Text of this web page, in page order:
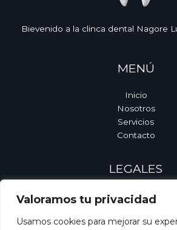
Valoramos tu privacidad
Usamos cookies para mejorar su
Bievenido a la clinca dental Nagore
MENÚ
Inicio
Nosotros
Servicios
Contacto
LEGALES
Política de Cookies
Aviso Legal